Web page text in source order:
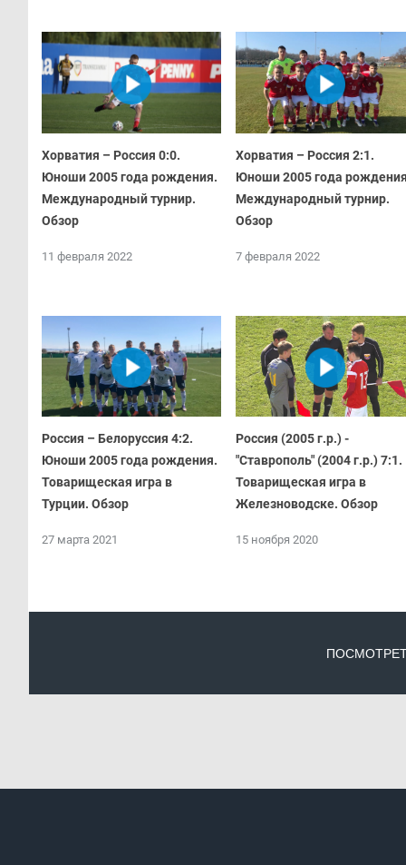
Хорватия – Россия 0:0.
Юноши 2005 года рождения.
Международный турнир.
Обзор
11 февраля 2022
Хорватия – Россия 2:1.
Юноши 2005 года
Международный турнир.
Обзор
7 февраля 2022
Россия – Белоруссия 4:2.
Юноши 2005 года рождения.
Товарищеская игра в
Турции. Обзор
27 марта 2021
Россия (2005 г.р.) -
"Ставрополь" (2004 г.р.) 7:1.
Товарищеская игра в
Железноводске. Обзор
15 ноября 2020